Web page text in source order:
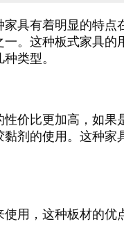
具有着明显的特
。这种板式家具
类型。
价比更加高，如果
剂的使用。这种
用，这种板材的